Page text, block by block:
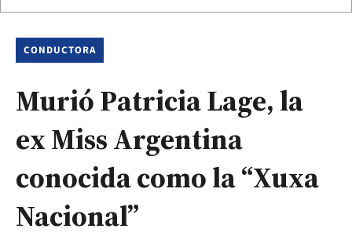
CONDUCTORA
Murió Patricia Lage, la
ex Miss Argentina
conocida como la “Xuxa
Nacional”